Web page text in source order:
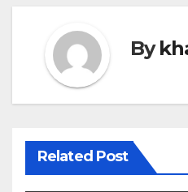
By
Related Post